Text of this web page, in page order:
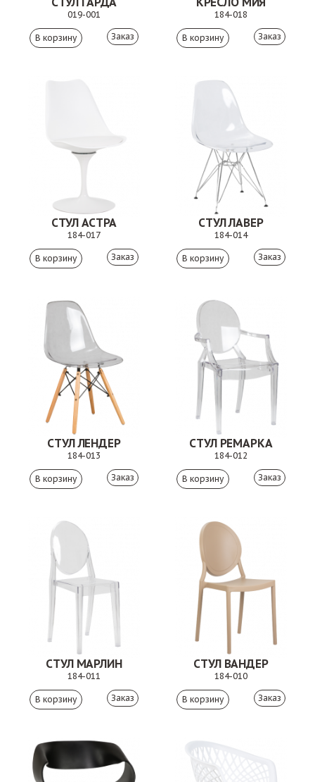
019-001
Заказ
184-018
Заказ
СТУЛ АСТРА
184-017
Заказ
СТУЛ ЛАВЕР
184-014
Заказ
СТУЛ ЛЕНДЕР
184-013
Заказ
СТУЛ РЕМАРКА
184-012
Заказ
СТУЛ МАРЛИН
184-011
Заказ
СТУЛ ВАНДЕР
184-010
Заказ